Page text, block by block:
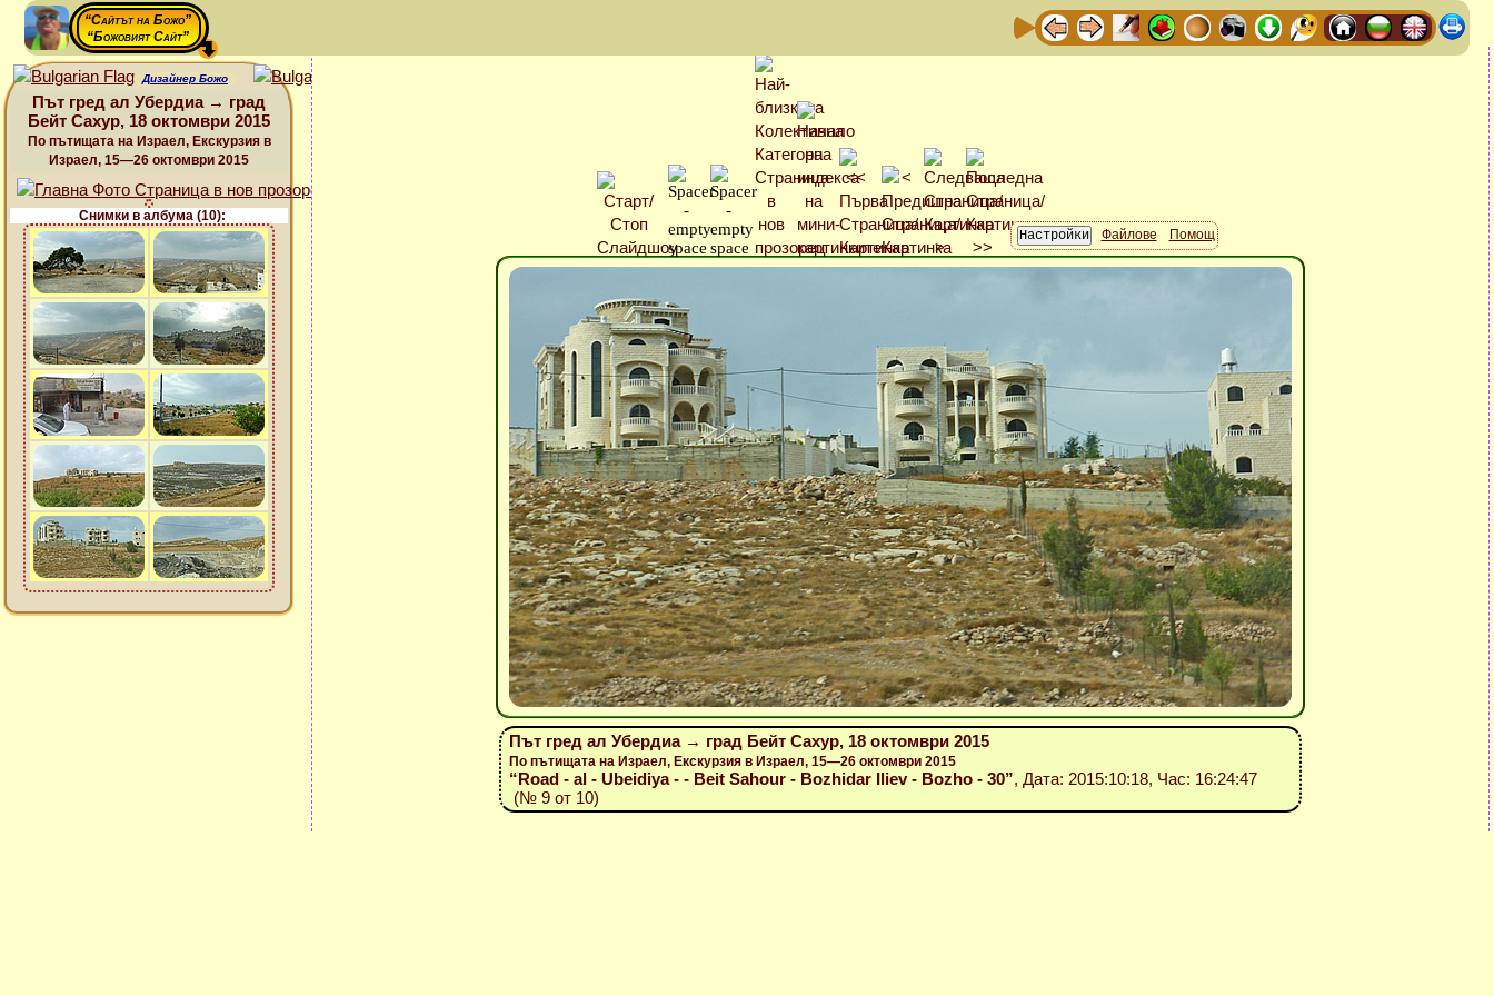
“Сайтът на Божо”
“Божовият Сайт”
Дизайнер Божо
Път гред ал Убердиа → град
Бейт Сахур, 18 октомври 2015
По пътищата на Израел, Екскурзия в
Израел, 15—26 октомври 2015
Снимки в албума (10):
Файлове
Помощ
Път гред ал Убердиа → град Бейт Сахур, 18 октомври 2015
По пътищата на Израел, Екскурзия в Израел, 15—26 октомври 2015
“Road - al - Ubeidiya - - Beit Sahour - Bozhidar Iliev - Bozho - 30”, Дата: 2015:10:18, Час: 16:24:47
(№ 9 от 10)